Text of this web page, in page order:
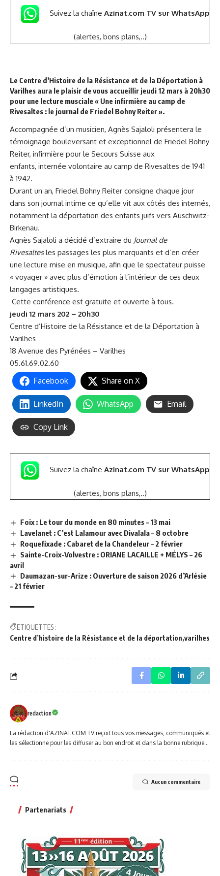
Suivez la chaîne Azinat.com TV sur WhatsApp
(alertes, bons plans,..)
Le Centre d’Histoire de la Résistance et de la Déportation à
Varilhes aura le plaisir de vous accueillir jeudi 12 mars à 20h30
pour une lecture musciale « Une infirmière au camp de
Rivesaltes : le journal de Friedel Bohny Reiter ».
Accompagnée d’un musicien, Agnès Sajaloli présentera le
témoignage bouleversant et exceptionnel de Friedel Bohny
Reiter, infirmière pour le Secours Suisse aux
enfants, internée volontaire au camp de Rivesaltes de 1941
à 1942.
Durant un an, Friedel Bohny Reiter consigne chaque jour
dans son journal intime ce qu’elle vit aux côtés des internés,
notamment la déportation des enfants juifs vers Auschwitz-
Birkenau.
Agnès Sajaloli a décidé d’extraire du Journal de
Rivesaltesles passages les plus marquants et d’en créer
une lecture mise en musique, afin que le spectateur puisse
« voyager » avec plus d’émotion à l’intérieur de ces deux
langages artistiques.
Cette conférence est gratuite et ouverte à tous.
jeudi 12 mars 202 – 20h30
Centre d’Histoire de la Résistance et de la Déportation à
Varilhes
18 Avenue des Pyrénées – Varilhes
05.61.69.02.60
Facebook Share on X
LinkedIn WhatsApp Email
Copy Link
Suivez la chaîne Azinat.com TV sur WhatsApp
(alertes, bons plans,..)
Foix : Le tour du monde en 80 minutes – 13 mai
Lavelanet : C’est Lalamour avec Divalala – 8 octobre
Roquefixade : Cabaret de la Chandeleur – 2 février
Sainte-Croix-Volvestre : ORIANE LACAILLE + MÉLYS – 26
avril
Daumazan-sur-Arize : Ouverture de saison 2026 d’Arlésie
– 21 février
ETIQUETTES :
Centre d’histoire de la Résistance et de la déportation varilhes
redaction
La rédaction d'AZINAT.COM TV reçoit tous vos messages, communiqués et
les sélectionne pour les diffuser au bon endroit et dans la bonne rubrique ..
Aucun commentaire
Partenariats